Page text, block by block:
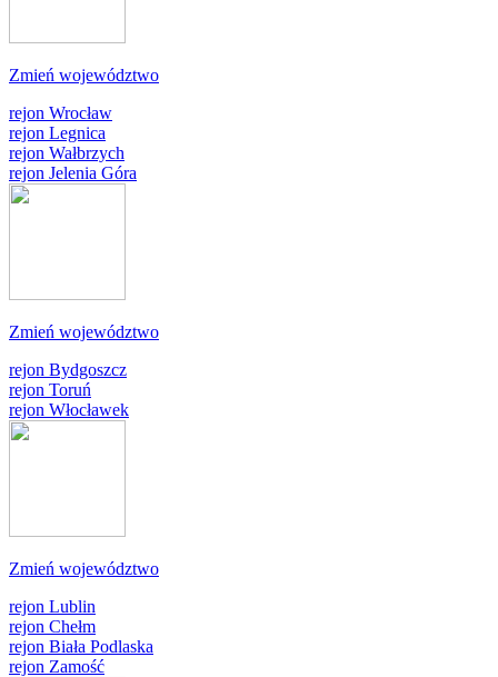
Zmień województwo
rejon Wrocław
rejon Legnica
rejon Wałbrzych
rejon Jelenia Góra
Zmień województwo
rejon Bydgoszcz
rejon Toruń
rejon Włocławek
Zmień województwo
rejon Lublin
rejon Chełm
rejon Biała Podlaska
rejon Zamość